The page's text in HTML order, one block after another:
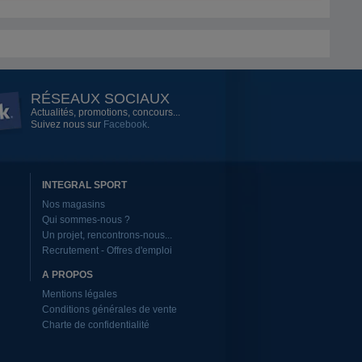
RÉSEAUX SOCIAUX
Actualités, promotions, concours...
Suivez nous sur Facebook.
INTEGRAL SPORT
Nos magasins
Qui sommes-nous ?
Un projet, rencontrons-nous...
Recrutement - Offres d'emploi
A PROPOS
Mentions légales
Conditions générales de vente
Charte de confidentialité